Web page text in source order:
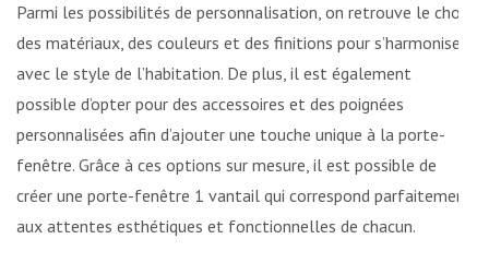
Parmi les possibilités de personnalisation, on retrouve le choix
des matériaux, des couleurs et des finitions pour s’harmoniser
avec le style de l’habitation. De plus, il est également
possible d’opter pour des accessoires et des poignées
personnalisées afin d’ajouter une touche unique à la porte-
fenêtre. Grâce à ces options sur mesure, il est possible de
créer une porte-fenêtre 1 vantail qui correspond parfaitement
aux attentes esthétiques et fonctionnelles de chacun.